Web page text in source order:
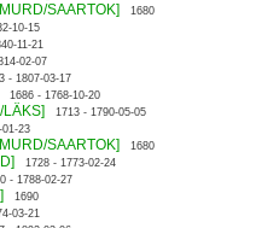
SAARTOK] 1680
10-15
11-21
02-07
- 1807-03-17
1686 - 1768-10-20
LÄKS] 1713 - 1790-05-05
01-23
SAARTOK] 1680
1728 - 1773-02-24
- 1788-02-27
1690
03-21